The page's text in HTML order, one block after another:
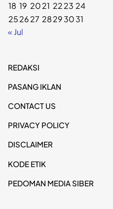
18 19 2021 2223 24
252627 28293031
« Jul
REDAKSI
PASANG IKLAN
CONTACT US
PRIVACY POLICY
DISCLAIMER
KODE ETIK
PEDOMAN MEDIA SIBER